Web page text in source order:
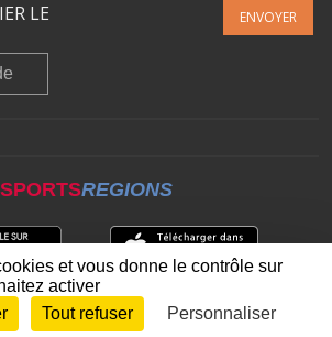
LE
ENVOYER
SPORTSREGIONS
CONNEXION
et vous donne le contrôle sur
activer
Tout refuser Personnaliser